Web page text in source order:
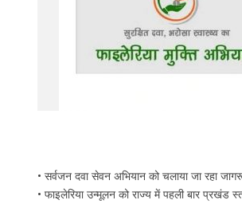
• सर्वजन दवा सेवन अभियान को चलाया जा रहा
• फाइलेरिया उन्मूलन को राज्य में पहली बार प्रखंड